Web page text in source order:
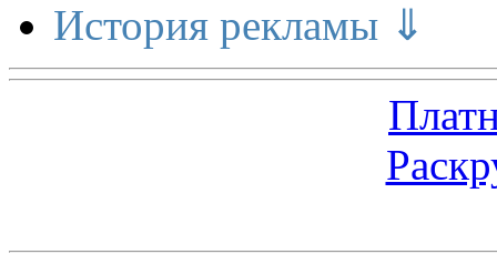
История рекламы ⇓